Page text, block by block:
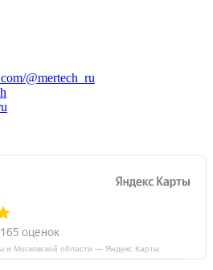
@mertech_ru
и Московской области — Яндекс Карты